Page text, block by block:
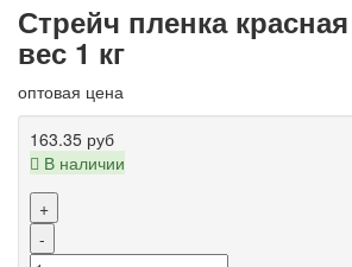
Стрейч пленка
вес 1 кг
оптовая цена
163.35 руб
В наличии
+
-